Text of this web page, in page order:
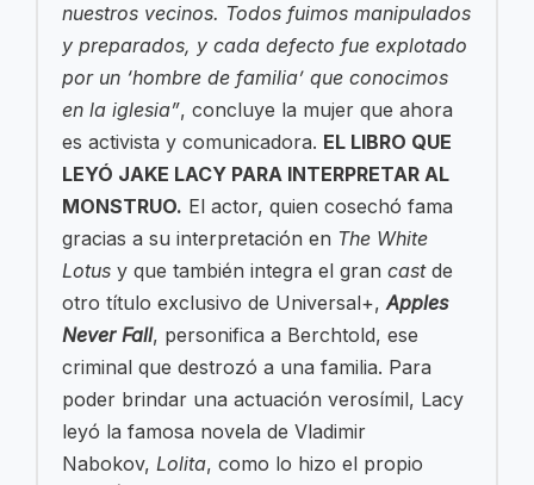
nuestros vecinos. Todos fuimos manipulados
y preparados, y cada defecto fue explotado
por un ‘hombre de familia’ que conocimos
en la iglesia”, concluye la mujer que ahora
es activista y comunicadora. EL LIBRO QUE
LEYÓ JAKE LACY PARA INTERPRETAR AL
MONSTRUO. El actor, quien cosechó fama
gracias a su interpretación en The White
Lotus y que también integra el gran castde
otro título exclusivo de Universal+,Apples
Never Fall, personifica a Berchtold, ese
criminal que destrozó a una familia. Para
poder brindar una actuación verosímil, Lacy
leyó la famosa novela de Vladimir
Nabokov, Lolita, como lo hizo el propio